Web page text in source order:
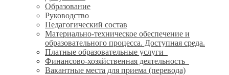
Образование
Руководство
Педагогический состав
Материально-техническое обеспечение и
образовательного процесса. Доступная среда.
Платные образовательные услуги
Финансово-хозяйственная деятельность
Вакантные места для приема (перевода)